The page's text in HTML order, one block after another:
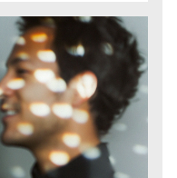
den etiska
spelar egentligen